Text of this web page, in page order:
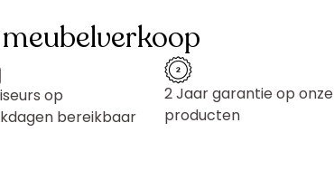
op
bereikbaar
2 Jaar garantie op onze
producten